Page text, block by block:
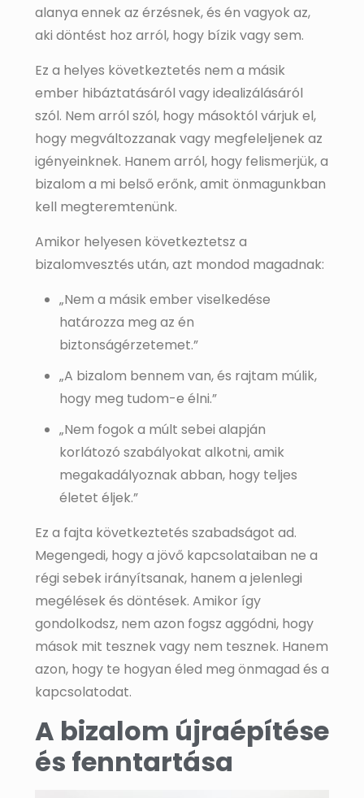
alanya ennek az érzésnek, és én vagyok az,
aki döntést hoz arról, hogy bízik vagy sem.
Ez a helyes következtetés nem a másik
ember hibáztatásáról vagy idealizálásáról
szól. Nem arról szól, hogy másoktól várjuk el,
hogy megváltozzanak vagy megfeleljenek az
igényeinknek. Hanem arról, hogy felismerjük, a
bizalom a mi belső erőnk, amit önmagunkban
kell megteremtenünk.
Amikor helyesen következtetsz a
bizalomvesztés után, azt mondod magadnak:
„Nem a másik ember viselkedése
határozza meg az én
biztonságérzetemet.”
„A bizalom bennem van, és rajtam múlik,
hogy meg tudom-e élni.”
„Nem fogok a múlt sebei alapján
korlátozó szabályokat alkotni, amik
megakadályoznak abban, hogy teljes
életet éljek.”
Ez a fajta következtetés szabadságot ad.
Megengedi, hogy a jövő kapcsolataiban ne a
régi sebek irányítsanak, hanem a jelenlegi
megélések és döntések. Amikor így
gondolkodsz, nem azon fogsz aggódni, hogy
mások mit tesznek vagy nem tesznek. Hanem
azon, hogy te hogyan éled meg önmagad és a
kapcsolatodat.
A bizalom újraépítése
és fenntartása